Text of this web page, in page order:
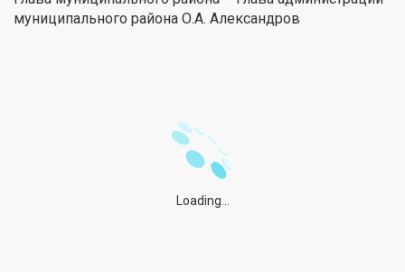
муниципального района О.А. Александров
Loading...